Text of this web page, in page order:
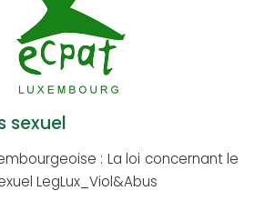
sexuel
: La loi concernant le
LegLux_Viol&Abus